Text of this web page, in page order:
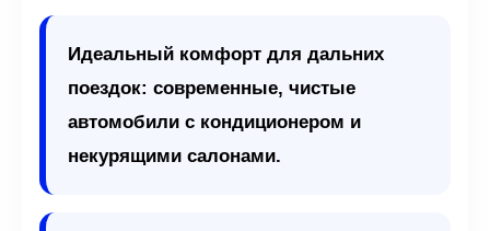
Идеальный комфорт для дальних
поездок: современные, чистые
автомобили с кондиционером и
некурящими салонами.